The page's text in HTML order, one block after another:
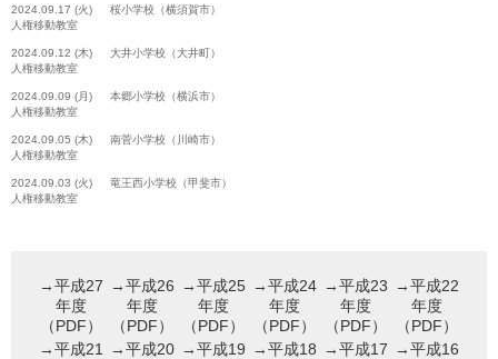
2024.09.17 (火) 桜小学校（横須賀市）
人権移動教室
2024.09.12 (木) 大井小学校（大井町）
人権移動教室
2024.09.09 (月) 本郷小学校（横浜市）
人権移動教室
2024.09.05 (木) 南菅小学校（川崎市）
人権移動教室
2024.09.03 (火) 竜王西小学校（甲斐市）
人権移動教室
→平成27
年度
（PDF）
→平成26
年度
（PDF）
→平成25
年度
（PDF）
→平成24
年度
（PDF）
→平成23
年度
（PDF）
→平成22
年度
（PDF）
→平成21
→平成20 →平成19 →平成18 →平成17 →平成16